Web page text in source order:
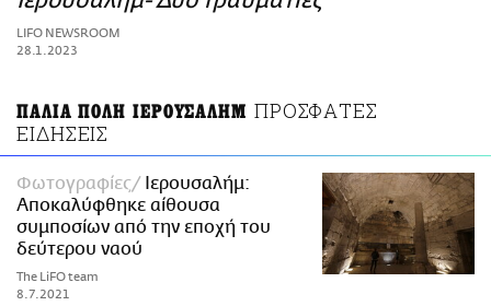
ΑΜΠΑ
PRINT
LIFO NEWSROOM
28.1.2023
ΠΑΛΙΑ ΠΟΛΗ ΙΕΡΟΥΣΑΛΗΜ ΠΡΟΣΦΑΤΕΣ
ΕΙΔΗΣΕΙΣ
Φωτογραφίες
Ιερουσαλήμ:
Αποκαλύφθηκε αίθουσα
συμποσίων από την εποχή του
δεύτερου ναού
The LiFO team
8.7.2021